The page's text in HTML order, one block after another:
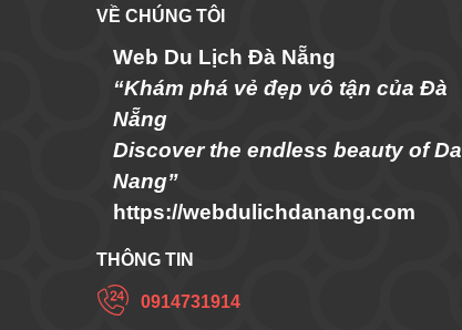
VỀ CHÚNG TÔI
Web Du Lịch Đà Nẵng
“Khám phá vẻ đẹp vô tận của Đà
Nẵng
Discover the endless beauty of Da
Nang”
https://webdulichdanang.com
THÔNG TIN
0914731914